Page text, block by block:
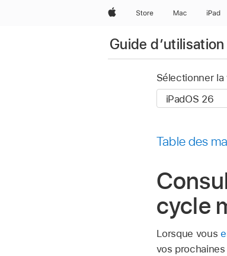
AppleStore Mac iPad
Guide d’utilisation
Sélectionner la
Table des
cycle
Lorsque vous
vos